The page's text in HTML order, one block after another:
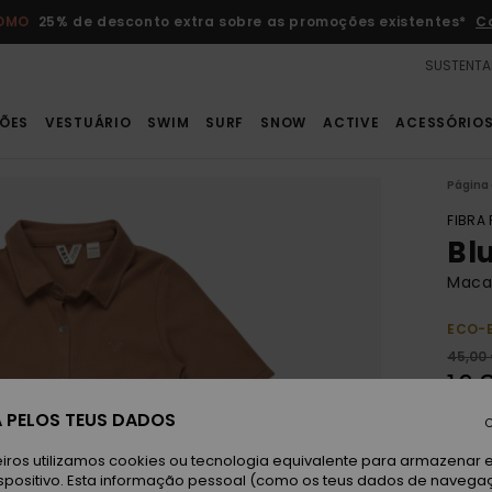
25% de desconto extra sobre as promoções existentes*
VESTUÁRIO SWIM SURF SNOW ACTIVE ACESSÓRIOS
Página
FIBRA
ECO-
45,00
TEUS DADOS
utilizamos cookies ou tecnologia equivalente para armazenar
Esta informação pessoal (como os teus dados de